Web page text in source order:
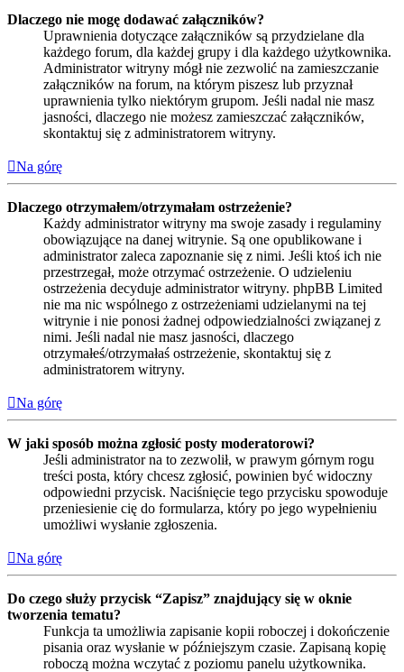
Dlaczego nie mogę dodawać załączników?
Uprawnienia dotyczące załączników są przydzielane dla
każdego forum, dla każdej grupy i dla każdego użytkownika.
Administrator witryny mógł nie zezwolić na zamieszczanie
załączników na forum, na którym piszesz lub przyznał
uprawnienia tylko niektórym grupom. Jeśli nadal nie masz
jasności, dlaczego nie możesz zamieszczać załączników,
skontaktuj się z administratorem witryny.
Na górę
Dlaczego otrzymałem/otrzymałam ostrzeżenie?
Każdy administrator witryny ma swoje zasady i regulaminy
obowiązujące na danej witrynie. Są one opublikowane i
administrator zaleca zapoznanie się z nimi. Jeśli ktoś ich nie
przestrzegał, może otrzymać ostrzeżenie. O udzieleniu
ostrzeżenia decyduje administrator witryny. phpBB Limited
nie ma nic wspólnego z ostrzeżeniami udzielanymi na tej
witrynie i nie ponosi żadnej odpowiedzialności związanej z
nimi. Jeśli nadal nie masz jasności, dlaczego
otrzymałeś/otrzymałaś ostrzeżenie, skontaktuj się z
administratorem witryny.
Na górę
W jaki sposób można zgłosić posty moderatorowi?
Jeśli administrator na to zezwolił, w prawym górnym rogu
treści posta, który chcesz zgłosić, powinien być widoczny
odpowiedni przycisk. Naciśnięcie tego przycisku spowoduje
przeniesienie cię do formularza, który po jego wypełnieniu
umożliwi wysłanie zgłoszenia.
Na górę
Do czego służy przycisk “Zapisz” znajdujący się w oknie
tworzenia tematu?
Funkcja ta umożliwia zapisanie kopii roboczej i dokończenie
pisania oraz wysłanie w późniejszym czasie. Zapisaną kopię
roboczą można wczytać z poziomu panelu użytkownika.